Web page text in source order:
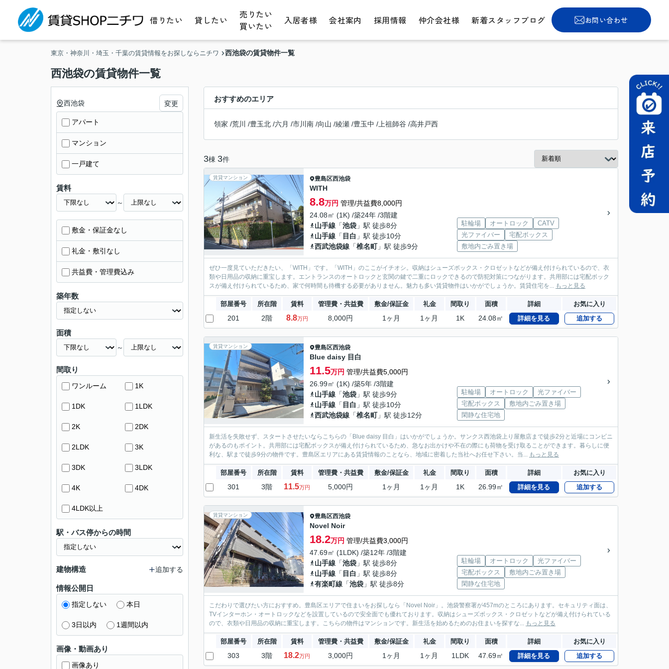
借りたい 貸したい
売りたい
買いたい
入居者様 会社案内 採用情報 仲介会社様 新着スタッフブログ お問い合わせ
東京・神奈川・埼玉・千葉の賃貸情報をお探しならニチワ 西池袋の賃貸物件一覧
西池袋の賃貸物件一覧
おすすめのエリア
領家 /荒川 /豊玉北 /六月 /市川南 /向山 /綾瀬 /豊玉中 / 上祖師谷 /高井戸西
3棟 3件
賃貸マンション 豊島区西池袋
WITH
8.8万円 管理/共益費8,000円
24.08㎡ (1K) /築24年 /3階建
山手線 「池袋 」駅 徒歩8分
山手線 「 目白 」駅 徒歩10分
西武池袋線 「椎名町」駅 徒歩9分
駐輪場 オートロック
CATV
光ファイバー
宅配ボックス
敷地内ごみ置き場
ぜひ一度見ていただきたい、「WITH」です。「WITH」のここがイチオシ。収納はシューズボックス・クロゼットなどが備え付けられているので、衣
類や日用品の収納に重宝します。エントランスのオートロックと玄関の鍵で二重にロックできるので防犯対策につながります。共用部には宅配ボック
スが備え付けられているため、家で何時間も待機する必要がありません。魅力も多い賃貸物件はいかがでしょうか。賃貸住宅を... もっと見る
部屋番号 所在階 賃料 管理費・共益費 敷金/保証金 礼金 間取り 面積 詳細 お気に入り
201 2階 8.8万円 8,000円 1ヶ月 1ヶ月 1K 24.08㎡ 詳細を見る 追加する
賃貸マンション 豊島区西池袋
Blue daisy 目白
11.5万円 管理/共益費5,000円
26.99㎡ (1K) /築5年 /3階建
山手線 「池袋 」駅 徒歩9分
山手線 「 目白 」駅 徒歩10分
西武池袋線 「椎名町」駅 徒歩12分
駐輪場 オートロック
光ファイバー
宅配ボックス
敷地内ごみ置き場
閑静な住宅地
新生活を失敗せず、スタートさせたいならこちらの「Blue daisy 目白」はいかがでしょうか。サンクス西池袋上り屋敷店まで徒歩2分と近場にコンビニ
があるのもポイント。共用部には宅配ボックスが備え付けられているため、急なお出かけや不在の際にも荷物を受け取ることができます。暮らしに便
利な、駅まで徒歩9分の物件です。豊島区エリアにある賃貸情報のことなら、地域に密着した当社へお任せ下さい。当... もっと見る
部屋番号 所在階 賃料 管理費・共益費 敷金/保証金 礼金 間取り 面積 詳細 お気に入り
301 3階 11.5万円 5,000円 1ヶ月 1ヶ月 1K 26.99㎡ 詳細を見る 追加する
賃貸マンション 豊島区西池袋
Novel Noir
18.2万円 管理/共益費3,000円
47.69㎡ (1LDK) /築12年 /3階建
山手線 「池袋 」駅 徒歩8分
山手線 「 目白 」駅 徒歩8分
有楽町線 「池袋 」駅 徒歩8分
駐輪場 オートロック
光ファイバー
宅配ボックス
敷地内ごみ置き場
閑静な住宅地
こだわりで選びたい方におすすめ。豊島区エリアで住まいをお探しなら「Novel Noir」。池袋警察署が457mのところにあります。セキュリティ面は、
TVインターホン・オートロックなどを設置しているので安全面でも優れております。収納はシューズボックス・クロゼットなどが備え付けられている
ので、衣類や日用品の収納に重宝します。こちらの物件はマンションです。新生活を始めるためのお住まいを探すな... もっと見る
部屋番号 所在階 賃料 管理費・共益費 敷金/保証金 礼金 間取り 面積 詳細 お気に入り
303 3階 18.2万円 3,000円 1ヶ月 1ヶ月 1LDK 47.69㎡ 詳細を見る 追加する
西池袋 変更
アパート
マンション
一戸建て
賃料
～
敷金・保証金なし
礼金・敷引なし
共益費・管理費込み
築年数
面積
～
間取り
ワンルーム 1K
1DK 1LDK
2K 2DK
2LDK 3K
3DK 3LDK
4K 4DK
4LDK以上
駅・バス停からの時間
建物構造 追加する
情報公開日
指定しない 本日
3日以内 1週間以内
画像・動画あり
画像あり